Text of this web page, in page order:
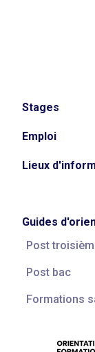
Stages
Emploi
Lieux
Guides
Post
Post bac
Formations